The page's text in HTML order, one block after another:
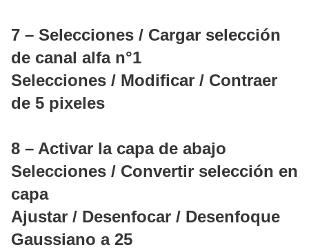
7 – Selecciones / Cargar selección
de canal alfa n°1
Selecciones / Modificar / Contraer
de 5 pixeles
8 – Activar la capa de abajo
Selecciones / Convertir selección en
capa
Ajustar / Desenfocar / Desenfoque
Gaussiano a 25